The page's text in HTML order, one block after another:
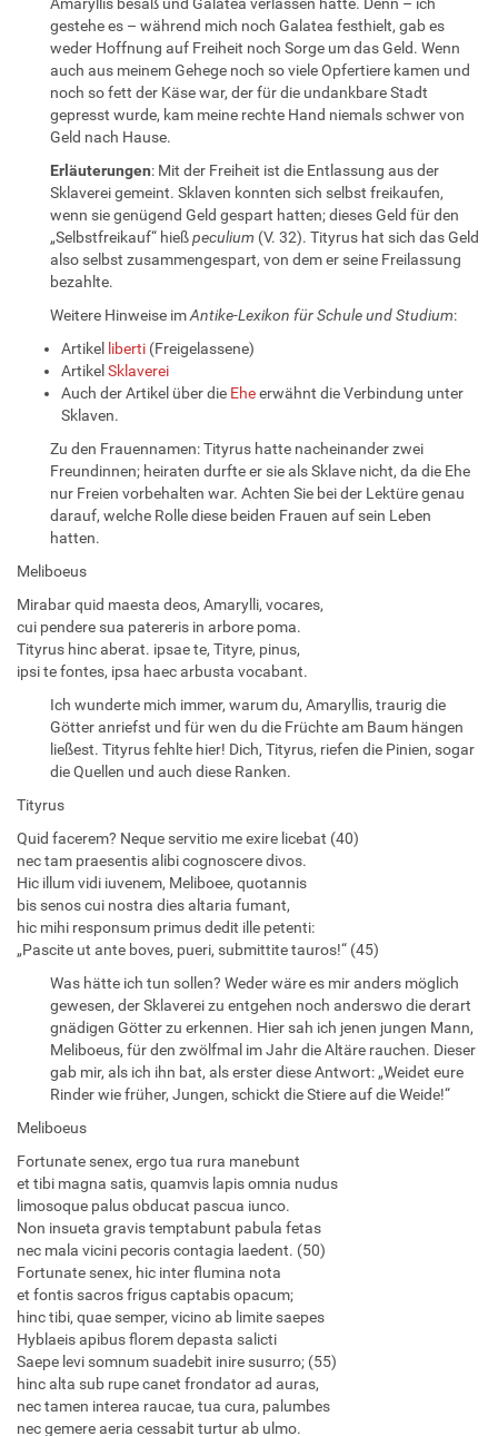
gestehe es – während mich noch Galatea festhielt, gab es
weder Hoffnung auf Freiheit noch Sorge um das Geld. Wenn
auch aus meinem Gehege noch so viele Opfertiere kamen und
noch so fett der Käse war, der für die undankbare Stadt
gepresst wurde, kam meine rechte Hand niemals schwer von
Geld nach Hause.
Erläuterungen: Mit der Freiheit ist die Entlassung aus der
Sklaverei gemeint. Sklaven konnten sich selbst freikaufen,
wenn sie genügend Geld gespart hatten; dieses Geld für den
„Selbstfreikauf“ hießpeculium (V. 32). Tityrus hat sich das Geld
also selbst zusammengespart, von dem er seine Freilassung
bezahlte.
Weitere Hinweise imAntike-Lexikon für Schule und Studium:
Artikel
liberti (Freigelassene)
Artikel Sklaverei
Auch der Artikel über die Eheerwähnt die Verbindung unter
Sklaven.
Zu den Frauennamen: Tityrus hatte nacheinander zwei
Freundinnen; heiraten durfte er sie als Sklave nicht, da die Ehe
nur Freien vorbehalten war. Achten Sie bei der Lektüre genau
darauf, welche Rolle diese beiden Frauen auf sein Leben
hatten.
Meliboeus
Mirabar quid maesta deos, Amarylli, vocares,
cui pendere sua patereris in arbore poma.
Tityrus hinc aberat. ipsae te, Tityre, pinus,
ipsi te fontes, ipsa haec arbusta vocabant.
Ich wunderte mich immer, warum du, Amaryllis, traurig die
Götter anriefst und für wen du die Früchte am Baum hängen
ließest. Tityrus fehlte hier! Dich, Tityrus, riefen die Pinien, sogar
die Quellen und auch diese Ranken.
Tityrus
Quid facerem? Neque servitio me exire licebat (40)
nec tam praesentis alibi cognoscere divos.
Hic illum vidi iuvenem, Meliboee, quotannis
bis senos cui nostra dies altaria fumant,
hic mihi responsum primus dedit ille petenti:
„Pascite ut ante boves, pueri, submittite tauros!“ (45)
Was hätte ich tun sollen? Weder wäre es mir anders möglich
gewesen, der Sklaverei zu entgehen noch anderswo die derart
gnädigen Götter zu erkennen. Hier sah ich jenen jungen Mann,
Meliboeus, für den zwölfmal im Jahr die Altäre rauchen. Dieser
gab mir, als ich ihn bat, als erster diese Antwort: „Weidet eure
Rinder wie früher, Jungen, schickt die Stiere auf die Weide!“
Meliboeus
Fortunate senex, ergo tua rura manebunt
et tibi magna satis, quamvis lapis omnia nudus
limosoque palus obducat pascua iunco.
Non insueta gravis temptabunt pabula fetas
nec mala vicini pecoris contagia laedent. (50)
Fortunate senex, hic inter flumina nota
et fontis sacros frigus captabis opacum;
hinc tibi, quae semper, vicino ab limite saepes
Hyblaeis apibus florem depasta salicti
Saepe levi somnum suadebit inire susurro; (55)
hinc alta sub rupe canet frondator ad auras,
nec tamen interea raucae, tua cura, palumbes
nec gemere aeria cessabit turtur ab ulmo.